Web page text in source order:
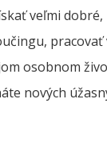
veľmi dobré,
osobnom
nových